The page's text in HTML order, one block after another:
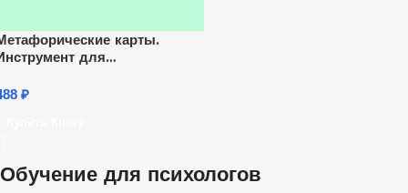
карты.
для
₽
Обучение для психологов